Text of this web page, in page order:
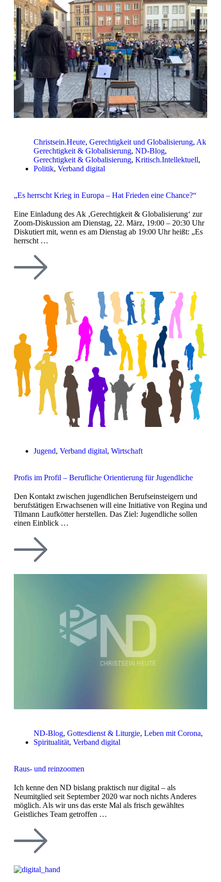
Christsein.Heute, Gerechtigkeit und Globalisierung, Ak
Gerechtigkeit & Globalisierung, ND-Blog,
Gerechtigkeit & Globalisierung, Kritisch.Intellektuell,
Politik, Verband digital
„Es herrscht Krieg in Europa – Hat Frieden eine Chance?“
Eine Einladung des Ak ‚Gerechtigkeit & Globalisierung‘ zur
Zoom-Diskussion am Dienstag, 22. März, 19:00 – 20:30 Uhr
Diskutiert mit, wenn es am Dienstag ab 19:00 Uhr heißt: „Es
herrscht …
Jugend, Verband digital, Wirtschaft
Profis im Profil – Berufliche Orientierung für Jugendliche
Den Kontakt zwischen jugendlichen Berufseinsteigern und
berufstätigen Erwachsenen will eine Initiative von Regina und
Tilmann Laufkötter herstellen. Das Ziel: Jugendliche sollen
einen Einblick …
ND-Blog, Gottesdienst & Liturgie, Leben mit Corona,
Spiritualität, Verband digital
Raus- und reinzoomen
Ich kenne den ND bislang praktisch nur digital – als
Neumitglied seit September 2020 war noch nichts Anderes
möglich. Als wir uns das erste Mal als frisch gewähltes
Geistliches Team getroffen …